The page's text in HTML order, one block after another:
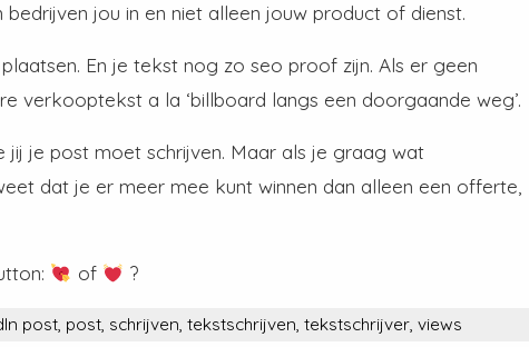
jou in en niet alleen jouw product of dienst.
En je tekst nog zo seo proof zijn. Als er geen
verkooptekst a la ‘billboard langs een doorgaande weg’.
jij je post moet schrijven. Maar als je graag wat
dat je er meer mee kunt winnen dan alleen een offerte,
of ?
post, post, schrijven,tekstschrijven,tekstschrijver,views